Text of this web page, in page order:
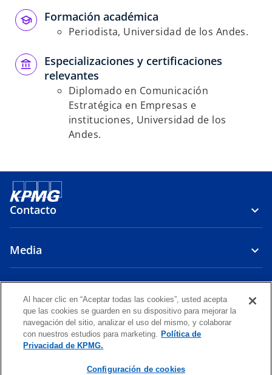
Formación académica
Periodista, Universidad de los Andes.
Especializaciones y certificaciones
relevantes
Diplomado en Comunicación
Estratégica en Empresas e
instituciones, Universidad de los
Andes.
Contacto
Media
s
e
s
e
s
e
LegalPolítica de Privacidad
© 2026 KPMG Auditores Consultores Limitada, una sociedad chilena
Al hacer clic en “Aceptar todas las cookies”, usted acepta
que las cookies se guarden en su dispositivo para mejorar la
navegación del sitio, analizar el uso del mismo, y colaborar
con nuestros estudios para marketing. Política de
Privacidad de KPMG.
Configuración de cookies